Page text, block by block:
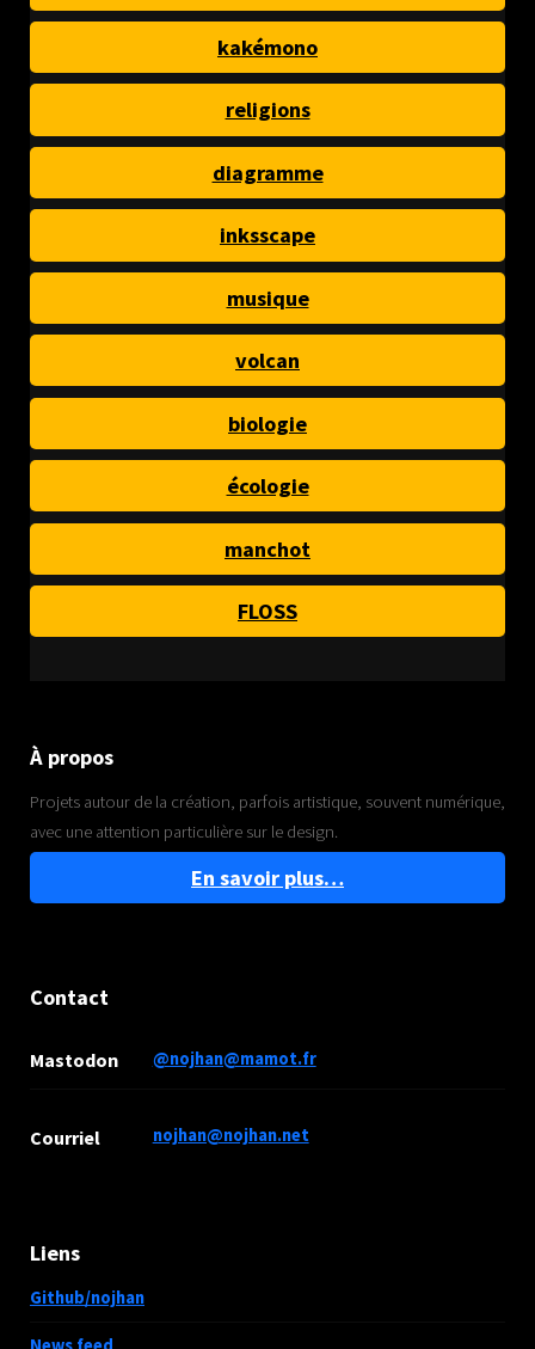
kakémono
religions
diagramme
inksscape
musique
volcan
biologie
écologie
manchot
FLOSS
À propos
Projets autour de la création, parfois artistique, souvent numérique,
avec une attention particulière sur le design.
En savoir plus…
Contact
Mastodon @nojhan@mamot.fr
Courriel nojhan@nojhan.net
Liens
Github/nojhan